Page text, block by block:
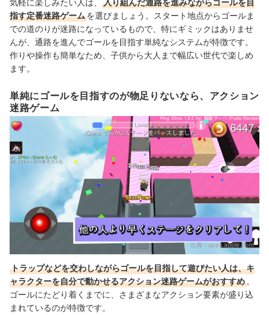
指す定番迷路ゲームを選びましょう。スタート地点からゴールま
での道のりが迷路になっているもので、特にギミックはありませ
んが、通路を進んでゴールを目指す単純なシステムが特徴です。
作りや操作も簡単なため、子供から大人まで幅広い世代で楽しめ
ます。
単純にゴールを目指すのが物足りないなら、アクション
迷路ゲーム
出典： apps.apple.com
トラップなどを交わしながらゴールを目指して遊びたい人は、キ
ャラクターを自分で動かせるアクション迷路ゲームがおすすめ。
ゴールにたどり着くまでに、さまざまなアクション要素が盛り込
まれているのが特徴です。